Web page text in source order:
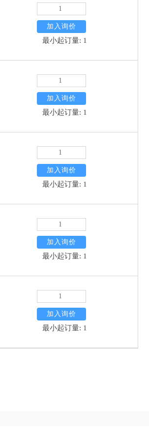
加入询价
最小起订量: 1
加入询价
最小起订量: 1
加入询价
最小起订量: 1
加入询价
最小起订量: 1
加入询价
最小起订量: 1